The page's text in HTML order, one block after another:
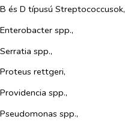
B és D típusú Streptococcusok,
Enterobacter spp.,
Serratia spp.,
Proteus rettgeri,
Providencia spp.,
Pseudomonas spp.,